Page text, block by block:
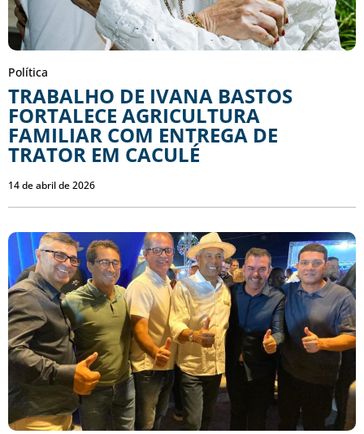
Política
TRABALHO DE IVANA BASTOS
FORTALECE AGRICULTURA
FAMILIAR COM ENTREGA DE
TRATOR EM CACULÉ
14 de abril de 2026